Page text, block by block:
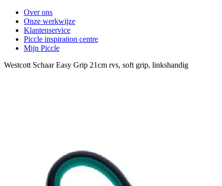
Over ons
Onze werkwijze
Klantenservice
Piccle inspiration centre
Mijn Piccle
Westcott Schaar Easy Grip 21cm rvs, soft grip, linkshandig